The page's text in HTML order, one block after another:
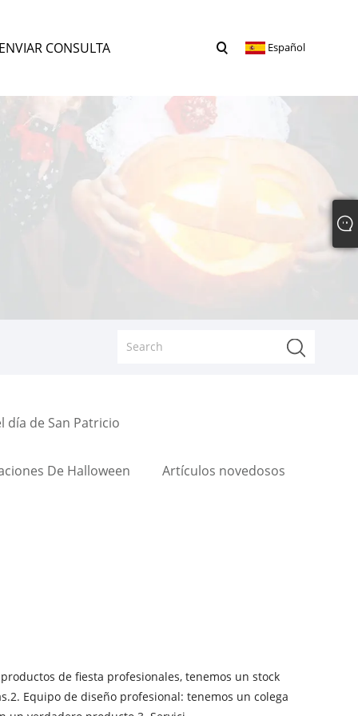
ENVIAR CONSULTA Español
día de San Patricio
De Halloween Artículos novedosos
de fiesta profesionales, tenemos un stock
Equipo de diseño profesional: tenemos un colega